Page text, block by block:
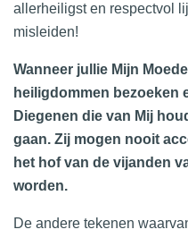
allerheiligst en respectvol
misleiden!
Wanneer jullie Mijn
heiligdommen bezoeken
Diegenen die van Mij
gaan. Zij mogen nooit
het hof van de vijanden
worden.
De andere tekenen